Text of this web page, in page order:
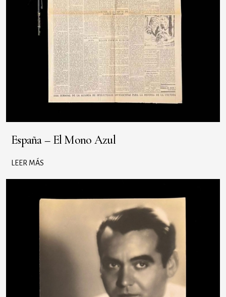
España – El Mono Azul
LEER MÁS